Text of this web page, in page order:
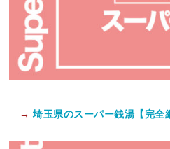
→ 埼玉県のスーパー銭湯【完全